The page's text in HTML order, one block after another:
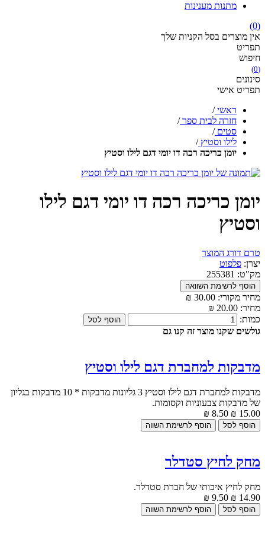
מתנות מענינות
(0)
אין מוצרים בסל הקניות שלך
תפריט
חיפוש
(0)
סינונים
תפריט אישי
ראשי /
חזרה לבית ספר /
סטים /
לילו וסטיץ /
יומן כריכה רכה דו יומי דגם לילו וסטיץ
יומן כריכה רכה דו יומי דגם לילו
וסטיץ
טרם דורג המוצר
יצרן: פלפוט
מק"ט: 255381
מחיר מקורי: 30.00 ₪
מחיר: 20.00 ₪
כמות:
גולשים שקנו מוצר זה קנו גם
מדבקות למחברת דגם לילו וסטיץ
מדבקות למחברת דגם לילו וסטיץ 3 גליונות מדבקות * 10 מדבקות בגליון
של מדבקות צבעוניות וקסומות.
15.00 ₪
8.50 ₪
מחק לחיץ סטדלר
מחק לחיץ איכותי של חברת סטדלר.
14.90 ₪
9.50 ₪